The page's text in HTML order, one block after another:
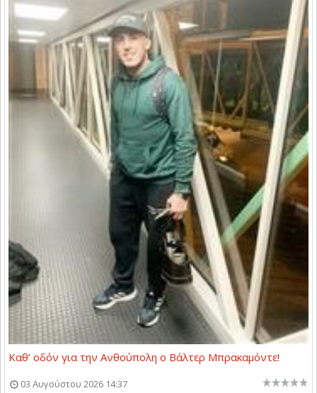
Καθ’ οδόν για την Ανθούπολη ο Βάλτερ Μπρακαμόντε!
03 Αυγούστου 2026 14:37